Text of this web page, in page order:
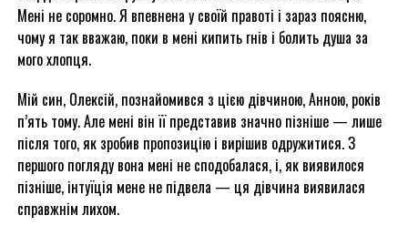
Мені не соромно. Я впевнена у своїй правоті і зараз поясню,
чому я так вважаю, поки в мені кипить гнів і болить душа за
мого хлопця.
Мій син, Олексій, познайомився з цією дівчиною, Анною, років
п’ять тому. Але мені він її представив значно пізніше — лише
після того, як зробив пропозицію і вирішив одружитися. З
першого погляду вона мені не сподобалася, і, як виявилося
пізніше, інтуїція мене не підвела — ця дівчина виявилася
справжнім лихом.